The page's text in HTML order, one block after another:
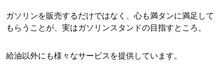
ガソリンを販売するだけではなく、心も満タンに満足して
もらうことが、実はガソリンスタンドの目指すところ。
給油以外にも様々なサービスを提供しています。